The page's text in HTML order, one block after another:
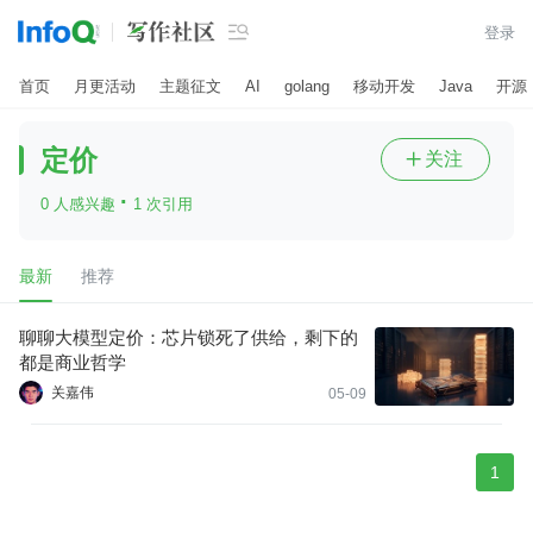
 登录
首页 月更活动 主题征文 AI golang 移动开发 Java 开源
定价
0 人感兴趣 · 1 次引用
 关注
最新 推荐
聊聊大模型定价：芯片锁死了供给，剩下的
都是商业哲学
关嘉伟 05-09
1